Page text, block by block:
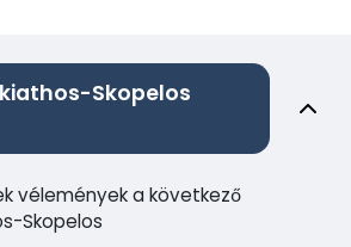
Skopelos
vélemények a következő
Skopelos